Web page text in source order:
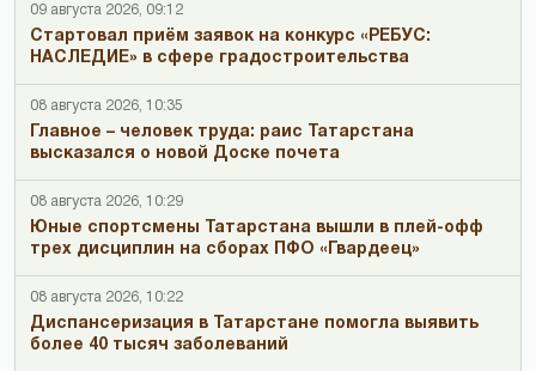
09 августа 2026, 09:12
Стартовал приём заявок на конкурс «РЕБУС:
НАСЛЕДИЕ» в сфере градостроительства
08 августа 2026, 10:35
Главное – человек труда: раис Татарстана
высказался о новой Доске почета
08 августа 2026, 10:29
Юные спортсмены Татарстана вышли в плей-офф
трех дисциплин на сборах ПФО «Гвардеец»
08 августа 2026, 10:22
Диспансеризация в Татарстане помогла выявить
более 40 тысяч заболеваний